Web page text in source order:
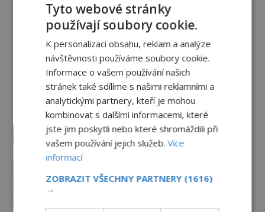
7.8.2026 4.3TIS
Ztracený hrob svatého Mikuláše:
Tajná výprava, která odnesla
nejslavnější relikvii do Itálie
7.8.2026 1.8TIS
Kam zmizely ostatky světců?
Relikvie, které putují Evropou a
dodnes budí úžas
6.8.2026 2.7TIS
sloup už 1 600 let nezná rez?
Tyto webové stránky
používají soubory cookie.
K personalizaci obsahu, reklam a analýze
návštěvnosti používáme soubory cookie.
Informace o vašem používání našich
stránek také sdílíme s našimi reklamními a
analytickými partnery, kteří je mohou
kombinovat s dalšími informacemi, které
jste jim poskytli nebo které shromáždili při
vašem používání jejich služeb.Více
informací
ZOBRAZIT VŠECHNY PARTNERY (1616)
→